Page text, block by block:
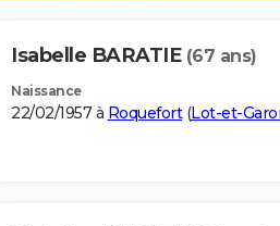
Isabelle BARATIE (67 ans)
Naissance
22/02/1957 à Roquefort(Lot-et-